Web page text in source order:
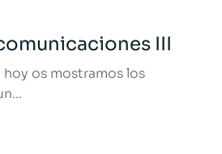
III
hoy os mostramos los